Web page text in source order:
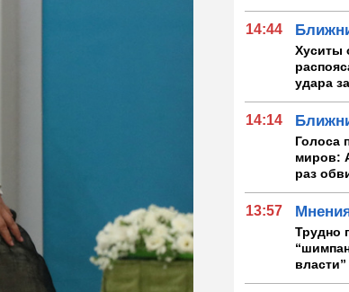
14:44
Хуситы
удара
14:14
Голоса
миров:
раз
13:57
Трудно
власти”